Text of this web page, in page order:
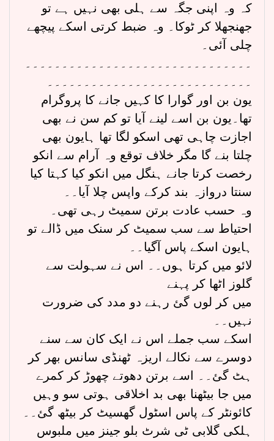
کہ وہ اپنی جگہ سے ہلی بھی نہیں ہے تو
جھنجھلا کر ٹوکا۔ وہ ضبط کرتی اسکے پیچھے
چلی آئی۔
۔۔۔۔۔۔۔۔۔۔۔۔۔۔۔۔۔۔۔۔۔۔۔۔۔۔۔۔۔۔۔
۔۔۔۔۔۔۔۔۔۔۔۔۔۔۔۔۔۔۔۔۔۔۔۔۔۔۔۔
یون بن اور گوارا کا کہیں جانے کا پروگرام
تھا۔یون بن اسے لینے آیا تو کم سن نے بھی
اجازت چاہی تھی اسکو لگا تھا ہایون بھی
چلتا بنے گا مگر خلاف توقع وہ آرام سے انکو
رخصت کرتا جانے ہنگل میں انکو کیا کہتا کیا
سنتا دروازہ بند کرکے واپس چلا آیا۔۔
وہ حسب عادت برتن سمیٹ رہی تھی۔
احتیاط سے سب سمیٹ کر سنک میں ڈالے تو
ہایون اسکے پاس آگیا۔۔
لائو میں کرتا ہوں۔۔ اس نے سہولت سے
گلوز اٹھا کر پہنے
میں کر لوں گئ رہنے دو مدد کی ضرورت
نہیں۔۔
اسکے سب جملے اس نے ایک کان سے سنے
دوسرے سے نکالے اریزہ ٹھنڈی سانس بھر کر
ہٹ گئ۔۔ اسے برتن دھوتے چھوڑ کر کمرے
میں جا بیٹھنا بھی بد اخلاقی ہوتی سو وہیں
کائونٹر کے پاس اسٹول گھسیٹ کر بیٹھ گئ۔۔
ہلکی گلابی ٹی شرٹ بلو جینز میں ملبوس